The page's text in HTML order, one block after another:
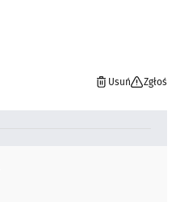
Usuń Zgłoś